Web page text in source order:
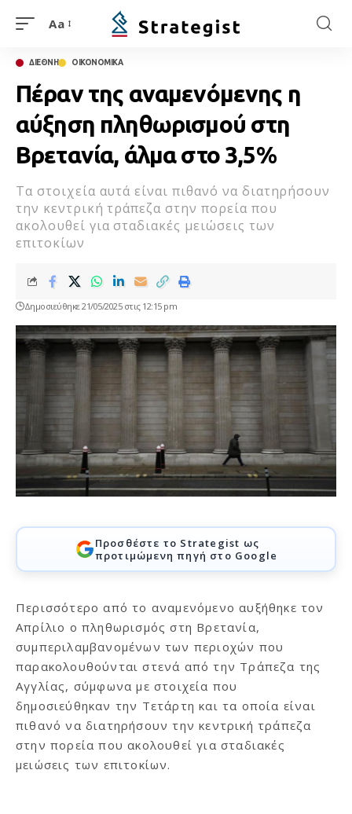
Aa
ΔΙΕΘΝΗ ΟΙΚΟΝΟΜΙΚΑ
Πέραν της αναμενόμενης η
αύξηση πληθωρισμού στη
Βρετανία, άλμα στο 3,5%
Τα στοιχεία αυτά είναι πιθανό να διατηρήσουν
την κεντρική τράπεζα στην πορεία που
ακολουθεί για σταδιακές μειώσεις των
επιτοκίων
Δημοσιεύθηκε 21/05/2025 στις 12:15 pm
Προσθέστε το Strategist ως
προτιμώμενη πηγή στο Google
Περισσότερο από το αναμενόμενο αυξήθηκε τον
Απρίλιο ο πληθωρισμός στη Βρετανία,
συμπεριλαμβανομένων των περιοχών που
παρακολουθούνται στενά από την Τράπεζα της
Αγγλίας, σύμφωνα με στοιχεία που
δημοσιεύθηκαν την Τετάρτη και τα οποία είναι
πιθανό να διατηρήσουν την κεντρική τράπεζα
στην πορεία που ακολουθεί για σταδιακές
μειώσεις των επιτοκίων.